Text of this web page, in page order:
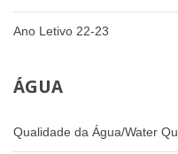
Ano Letivo 22-23
ÁGUA
Qualidade da Água/Water